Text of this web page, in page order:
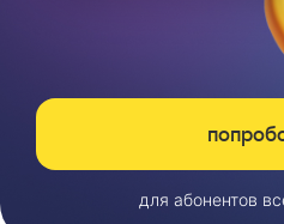
для абонентов